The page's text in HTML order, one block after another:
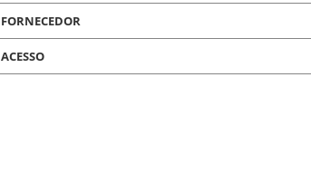
FORNECEDOR
ACESSO